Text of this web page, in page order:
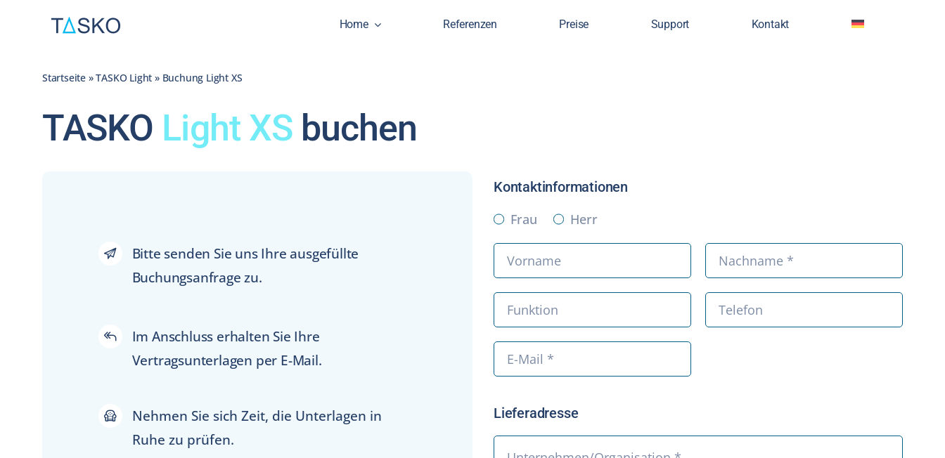
Home Referenzen Preise Support Kontakt
Startseite »TASKO Light » Buchung Light XS
TASKO Light XSbuchen
Bitte senden Sie uns Ihre ausgefüllte
Buchungsanfrage zu.
Im Anschluss erhalten Sie Ihre
Vertragsunterlagen per E-Mail.
Nehmen Sie sich Zeit, die Unterlagen in
Ruhe zu prüfen.
Kontaktinformationen
Frau
Herr
Lieferadresse